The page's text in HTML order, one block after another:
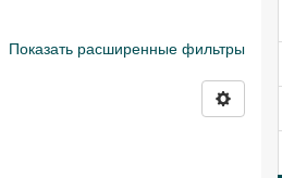
Показать расширенные фильтры